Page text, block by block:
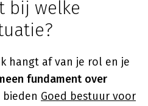
bij welke
hangt af van je rol en je
fundament over
bieden Goed bestuur voor